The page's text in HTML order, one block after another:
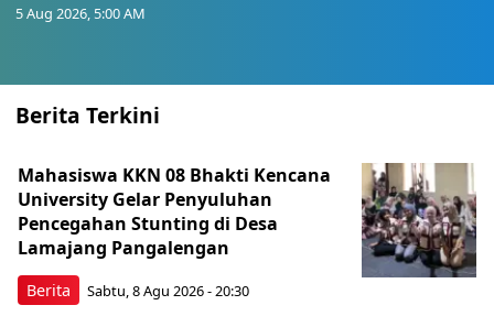
5 Aug 2026, 5:00 AM
Berita Terkini
Berita
Mahasiswa KKN 08 Bhakti Kencana
University Gelar Penyuluhan
Pencegahan Stunting di Desa
Lamajang Pangalengan
Sabtu, 8 Agu 2026 - 20:30